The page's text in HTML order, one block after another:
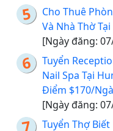
Cho Thuê
Và Nhà Thờ
[Ngày đăng:
Tuyển
Nail Spa Tại
Điểm $170/
[Ngày đăng:
Tuyển Thợ